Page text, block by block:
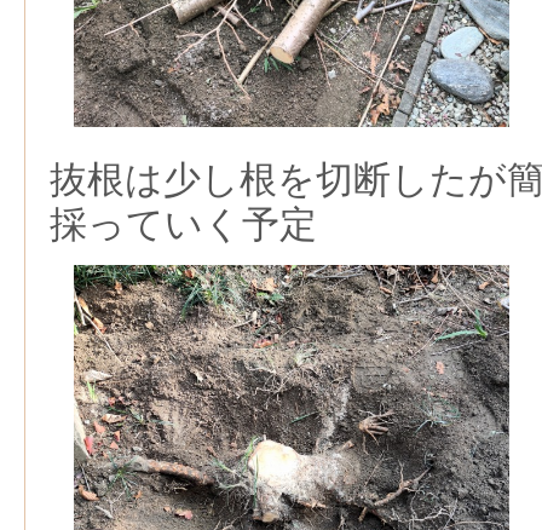
抜根は少し根を切断したが
採っていく予定